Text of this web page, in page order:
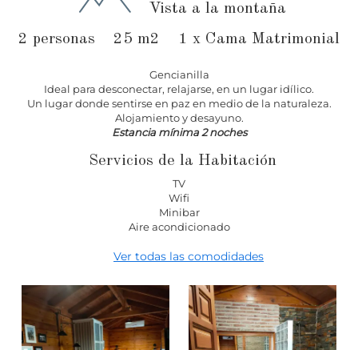
Vista a la montaña
2 personas
25 m2 1 x Cama Matrimonial
Gencianilla
Ideal para desconectar, relajarse, en un lugar idílico.
Un lugar donde sentirse en paz en medio de la naturaleza.
Alojamiento y desayuno.
Estancia mínima 2 noches
Servicios de la Habitación
TV
Wifi
Minibar
Aire acondicionado
Ver todas las comodidades